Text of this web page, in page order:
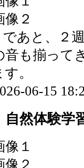
あと、２
音も揃って
。
06-15
然体験学